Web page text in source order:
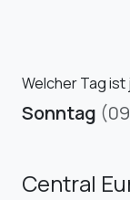
Welcher Tag
Sonntag
Central